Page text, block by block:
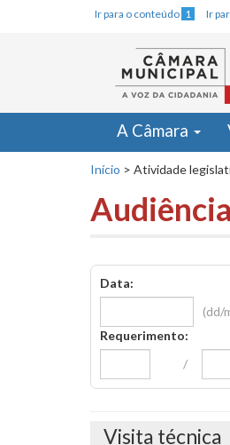
Ir para o conteúdo 1 Ir
A Câmara
Início > Atividade
Data:
(dd/
Requerimento:
/
Visita técnica